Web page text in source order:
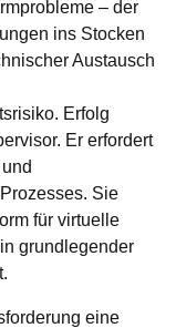
– der
ins Stocken
Austausch
Erfolg
Er erfordert
Sie
für virtuelle
grundlegender
eine